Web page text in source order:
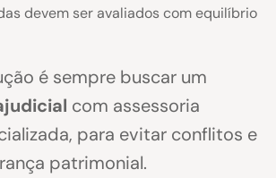
devem ser avaliados com equilíbrio
é sempre buscar um
com assessoria
para evitar conflitos e
patrimonial.